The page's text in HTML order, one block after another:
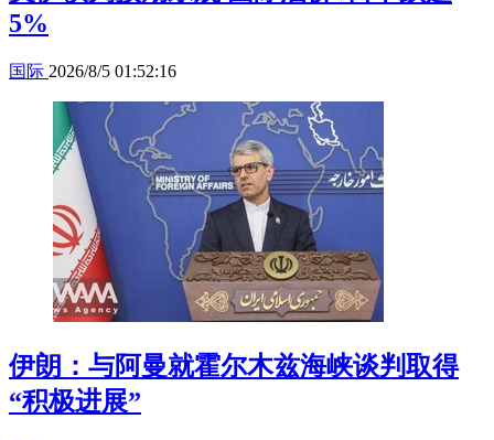
5%
国际 2026/8/5 01:52:16
伊朗：与阿曼就霍尔木兹海峡谈判取得
“积极进展”